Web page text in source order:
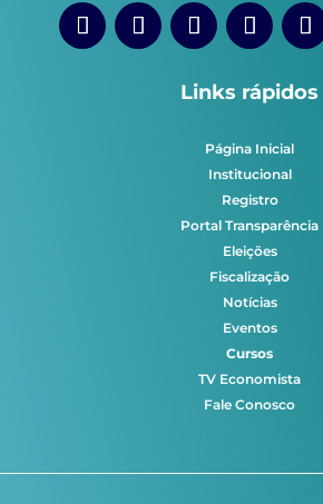
Links rápidos
Página Inicial
Institucional
Registro
Portal Transparência
Eleições
Fiscalização
Notícias
Eventos
Cursos
TV Economista
Fale Conosco